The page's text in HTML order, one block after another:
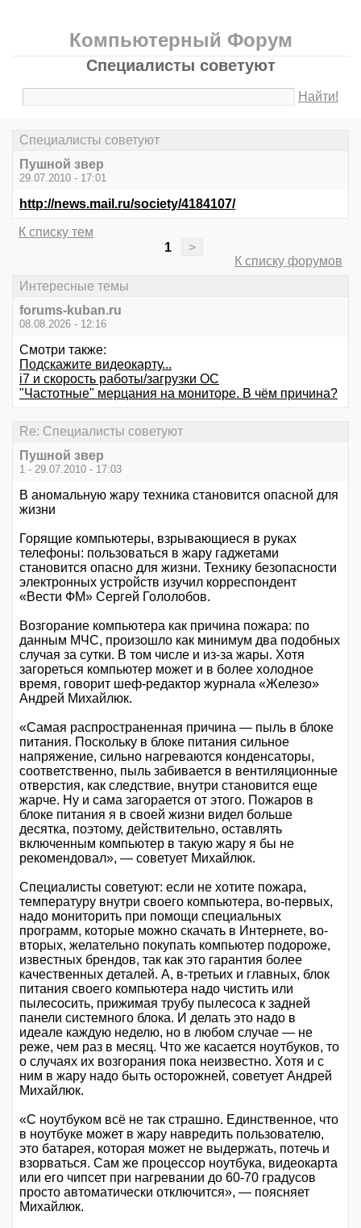
Компьютерный Форум
Специалисты советуют
Найти!
Специалисты советуют
Пушной звер
29.07.2010 - 17:01
http://news.mail.ru/society/4184107/
К списку тем
1
>
К списку форумов
Интересные темы
forums-kuban.ru
08.08.2026 - 12:16
Смотри также:
Подскажите видеокарту...
i7 и скорость работы/загрузки ОС
"Частотные" мерцания на мониторе. В чём причина?
Re: Специалисты советуют
Пушной звер
1 - 29.07.2010 - 17:03
В аномальную жару техника становится опасной для
жизни
Горящие компьютеры, взрывающиеся в руках
телефоны: пользоваться в жару гаджетами
становится опасно для жизни. Технику безопасности
электронных устройств изучил корреспондент
«Вести ФМ» Сергей Гололобов.
Возгорание компьютера как причина пожара: по
данным МЧС, произошло как минимум два подобных
случая за сутки. В том числе и из-за жары. Хотя
загореться компьютер может и в более холодное
время, говорит шеф-редактор журнала «Железо»
Андрей Михайлюк.
«Самая распространенная причина — пыль в блоке
питания. Поскольку в блоке питания сильное
напряжение, сильно нагреваются конденсаторы,
соответственно, пыль забивается в вентиляционные
отверстия, как следствие, внутри становится еще
жарче. Ну и сама загорается от этого. Пожаров в
блоке питания я в своей жизни видел больше
десятка, поэтому, действительно, оставлять
включенным компьютер в такую жару я бы не
рекомендовал», — советует Михайлюк.
Специалисты советуют: если не хотите пожара,
температуру внутри своего компьютера, во-первых,
надо мониторить при помощи специальных
программ, которые можно скачать в Интернете, во-
вторых, желательно покупать компьютер подороже,
известных брендов, так как это гарантия более
качественных деталей. А, в-третьих и главных, блок
питания своего компьютера надо чистить или
пылесосить, прижимая трубу пылесоса к задней
панели системного блока. И делать это надо в
идеале каждую неделю, но в любом случае — не
реже, чем раз в месяц. Что же касается ноутбуков, то
о случаях их возгорания пока неизвестно. Хотя и с
ним в жару надо быть осторожней, советует Андрей
Михайлюк.
«С ноутбуком всё не так страшно. Единственное, что
в ноутбуке может в жару навредить пользователю,
это батарея, которая может не выдержать, потечь и
взорваться. Сам же процессор ноутбука, видеокарта
или его чипсет при нагревании до 60-70 градусов
просто автоматически отключится», — поясняет
Михайлюк.